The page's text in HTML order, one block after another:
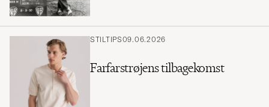
STILTIPS09.06.2026
Farfarstrøjens tilbagekomst